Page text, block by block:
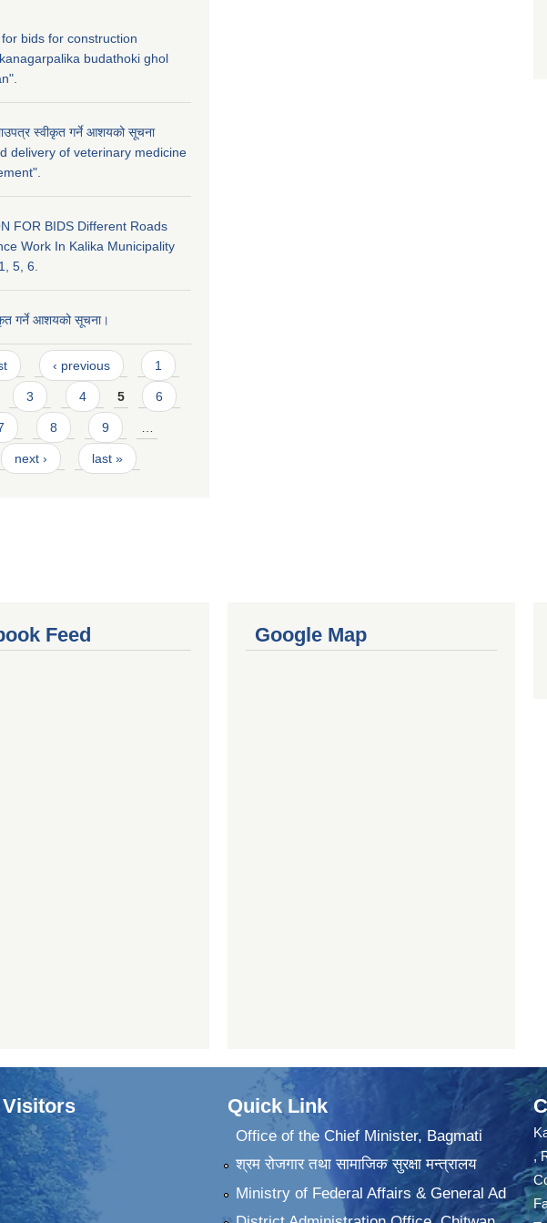
bids for construction
budathoki ghol
स्वीकृत गर्ने आशयको सूचना
delivery of veterinary medicine
FOR BIDS Different Roads
Work In Kalika Municipality
5, 6.
गर्ने आशयको सूचना।
‹ previous 1
3 4 5 6
8 9
next › last »
Feed Google Map
Quick Link
Office of the Chief Minister, Bagmati
श्रम रोजगार तथा सामाजिक सुरक्षा मन्त्रालय
Ministry of Federal Affairs & General Ad
,